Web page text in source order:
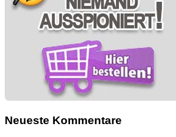
Neueste Kommentare